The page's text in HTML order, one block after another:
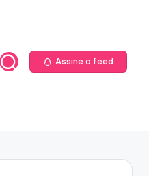
Assine o feed